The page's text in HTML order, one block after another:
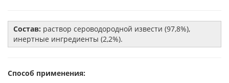
Состав: раствор сероводородной извести (97,8%),
инертные ингредиенты (2,2%).
Способ применения: